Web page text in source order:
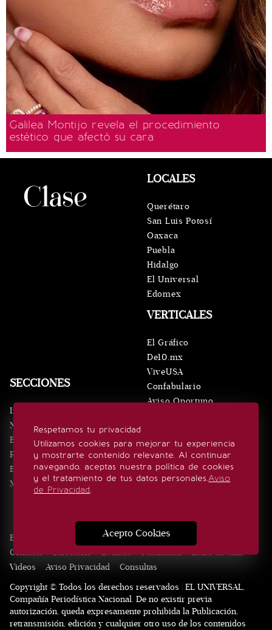
Galilea Montijo revela el procedimiento
estético que afectó su cara
Respetamos tu privacidad
Utilizamos cookies para mejorar tu experiencia
y mostrarte contenido relevante. Al continuar
navegando, aceptas nuestra política de cookies
y el tratamiento de tus datos personales.Aviso
de Privacidad.
Acepto Cookies
SECCIONES
Inicio
Noticias
Eventos
Realeza
Estilo de vida
Minuto x Minuto
VERTICALES
El Gráfico
De10.mx
ViveUSA
Confabulario
Aviso Oportuno
LOCALES
Querétaro
San Luis Potosí
Oaxaca
Puebla
Hidalgo
El Universal
Edomex
SÍGUENOS
Edición Impresa Noticias Quiénes somos
Contacto
Directorio Eventos Publicidad
Estilo de vida
Videos
Aviso Privacidad
Consultas
Copyright © Todos los derechos reservados | EL UNIVERSAL,
Compañía Periodística Nacional. De no existir previa
autorización, queda expresamente prohibida la Publicación,
retransmisión, edición y cualquier otro uso de los contenidos